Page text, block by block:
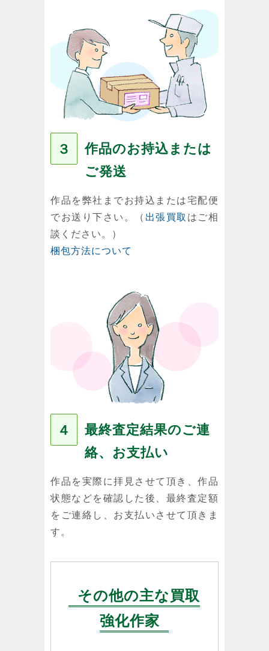
３
作品のお持込または
ご発送
作品を弊社までお持込または宅配便
でお送り下さい。（ 出張買取 はご相
談ください。）
梱包方法について
４
最終査定結果のご連
絡、お支払い
作品を実際に拝見させて頂き、作品
状態などを確認した後、最終査定額
をご連絡し、お支払いさせて頂きま
す。
その他の主な買取
強化作家